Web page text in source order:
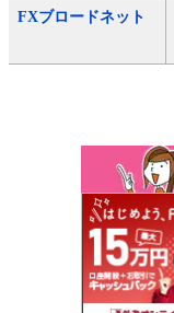
FXブロードネット